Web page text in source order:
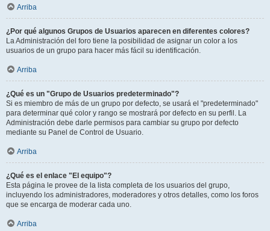
Arriba
¿Por qué algunos Grupos de Usuarios aparecen en diferentes colores?
La Administración del foro tiene la posibilidad de asignar un color a los
usuarios de un grupo para hacer más fácil su identificación.
Arriba
¿Qué es un "Grupo de Usuarios predeterminado"?
Si es miembro de más de un grupo por defecto, se usará el "predeterminado"
para determinar qué color y rango se mostrará por defecto en su perfil. La
Administración debe darle permisos para cambiar su grupo por defecto
mediante su Panel de Control de Usuario.
Arriba
¿Qué es el enlace "El equipo"?
Esta página le provee de la lista completa de los usuarios del grupo,
incluyendo los administradores, moderadores y otros detalles, como los foros
que se encarga de moderar cada uno.
Arriba